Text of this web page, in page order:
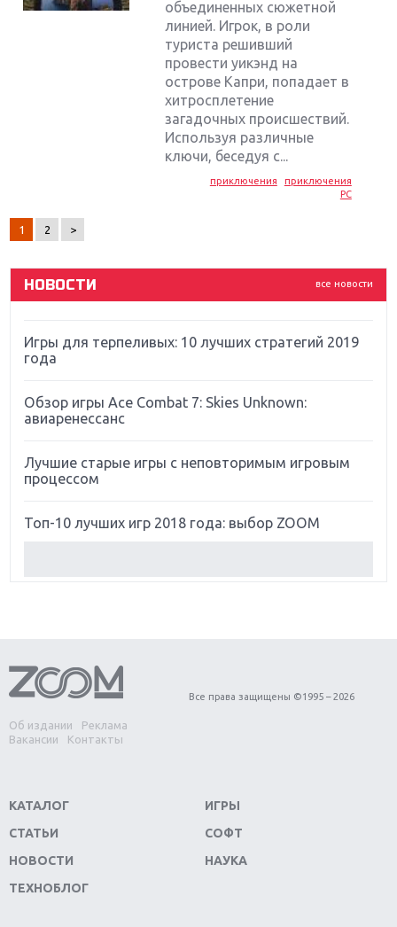
объединенных сюжетной
линией. Игрок, в роли
туриста решивший
провести уикэнд на
острове Капри, попадает в
хитросплетение
загадочных происшествий.
Используя различные
ключи, беседуя с...
приключения
приключения
PC
1 2 >
все новости
НОВОСТИ
Крупнейшие релизы мая: Nintendo, Microsoft и
Новинки для Nintendo Switch: Labo, South Park и
Far Cry 5: хвалить нельзя ругать
Игры для терпеливых: 10 лучших стратегий 2019
года
Обзор игры Ace Combat 7: Skies Unknown:
авиаренессанс
Лучшие старые игры с неповторимым игровым
процессом
Топ-10 лучших игр 2018 года: выбор ZOOM
Обзор игры Forza Horizon 4: вершина эволюции
Две важных новинки для консолей: Spider-Man и
Divinity Original Sin 2
Switch
Обзор игры The Crew 2: покорение Америки
Важнейшие анонсы E3 2018
Об издании
Реклама
Вакансии
Контакты
Все права защищены ©1995 – 2026
КАТАЛОГ
СТАТЬИ
НОВОСТИ
ТЕХНОБЛОГ
ИГРЫ
СОФТ
НАУКА